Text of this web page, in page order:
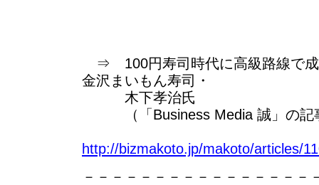
⇒ 100円寿司時代に高級路線で
金沢まいもん寿司・
木下孝治氏
（「Business Media 誠」の記
http://bizmakoto.jp/makoto/articles/
－－－－－－－－－－－－－－－－